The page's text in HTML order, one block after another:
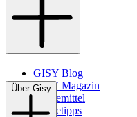
GISY Blog
GISY Magazin
Pflegemittel
Pflegetipps
Über Gisy